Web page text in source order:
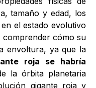
tamaño y edad, los
el estado evolutivo
comprender cómo su
envoltura, ya que la
roja se habría
la órbita planetaria
gigante roja y